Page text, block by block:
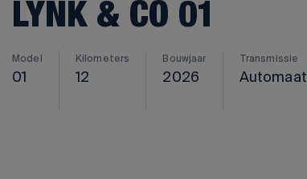
Volvo V90
Volvo S80
Volvo S90
LYNK & CO 01
Model
01
Kilometers
12
Bouwjaar
2026
Transmissie
Automaat